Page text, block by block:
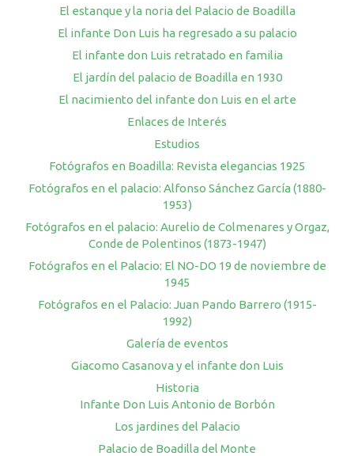
El estanque y la noria del Palacio de Boadilla
El infante Don Luis ha regresado a su palacio
El infante don Luis retratado en familia
El jardín del palacio de Boadilla en 1930
El nacimiento del infante don Luis en el arte
Enlaces de Interés
Estudios
Fotógrafos en Boadilla: Revista elegancias 1925
Fotógrafos en el palacio: Alfonso Sánchez García (1880-
1953)
Fotógrafos en el palacio: Aurelio de Colmenares y Orgaz,
Conde de Polentinos (1873-1947)
Fotógrafos en el Palacio: El NO-DO 19 de noviembre de
1945
Fotógrafos en el Palacio: Juan Pando Barrero (1915-
1992)
Galería de eventos
Giacomo Casanova y el infante don Luis
Historia
Infante Don Luis Antonio de Borbón
Los jardines del Palacio
Palacio de Boadilla del Monte